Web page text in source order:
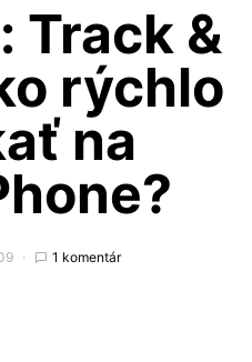
Track &
rýchlo
na
1 komentár